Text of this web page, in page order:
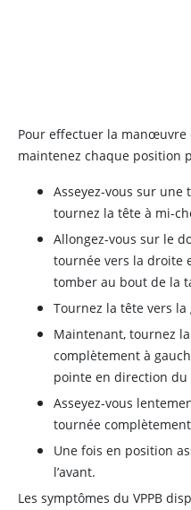
Pour effectuer la manœuvre
maintenez chaque position
Asseyez-vous sur
tournez la tête à mi-
Allongez-vous sur le
tournée vers la droite
tomber au bout de la
Tournez la tête vers la
Maintenant, tournez
complètement à
pointe en direction du
Asseyez-vous
tournée
Une fois en position
l’avant.
Les symptômes du VPPB